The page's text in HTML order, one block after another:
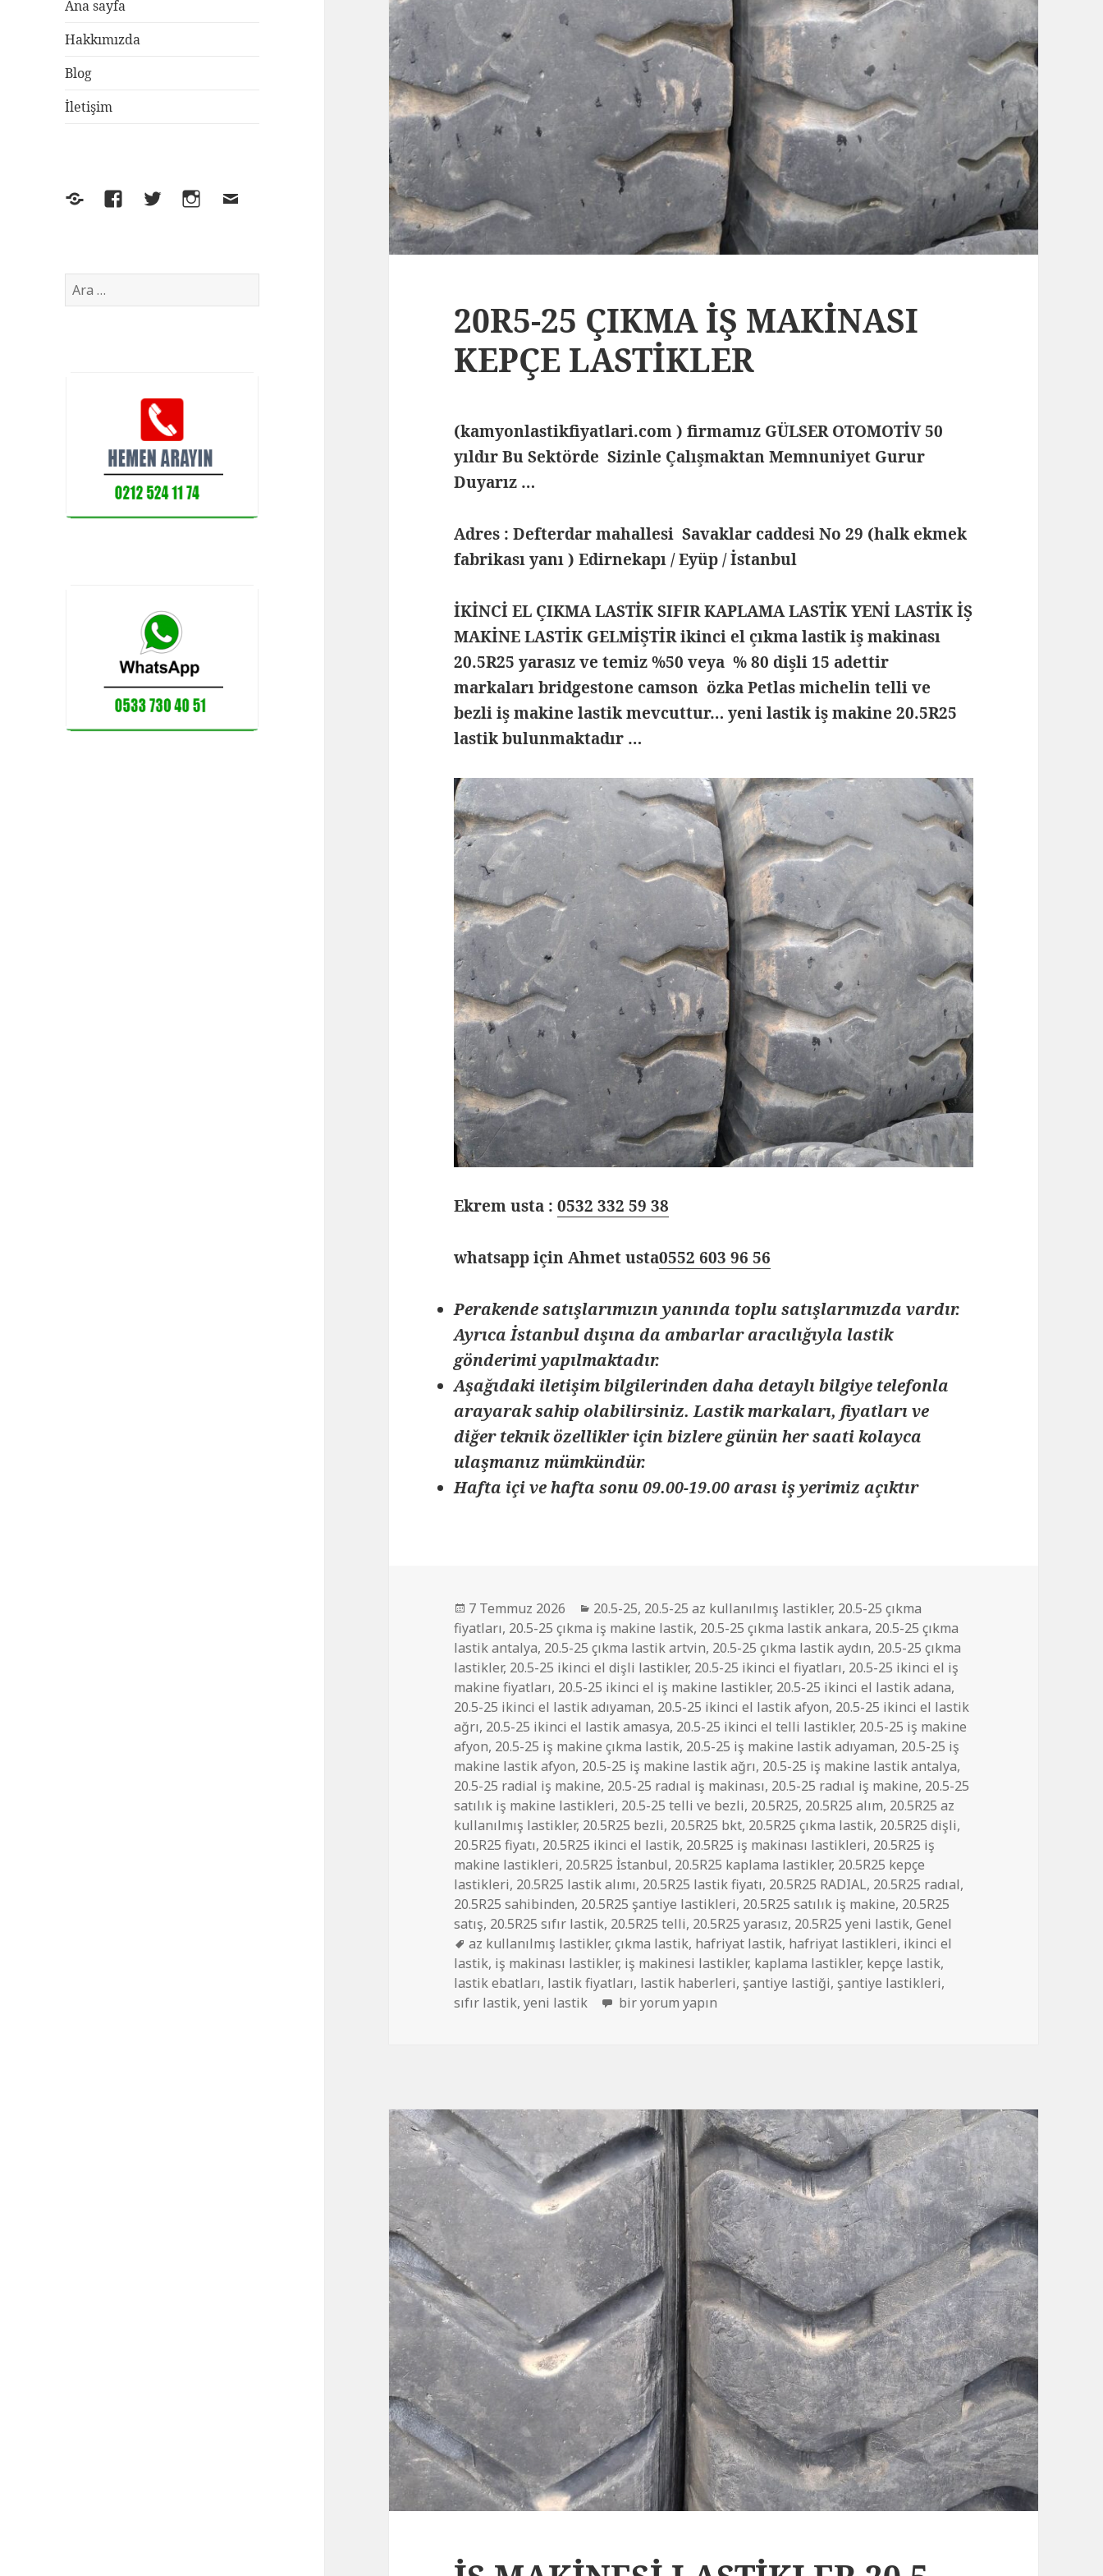
Ana sayfa
Hakkımızda
Blog
İletişim
Yelp FacebookTwitterInstagram
E-
Arama:
20R5-25 ÇIKMA İŞ MAKİNASI
KEPÇE LASTİKLER
(kamyonlastikfiyatlari.com ) firmamız GÜLSER OTOMOTİV 50
yıldır Bu Sektörde Sizinle Çalışmaktan Memnuniyet Gurur
Duyarız …
Adres : Defterdar mahallesi Savaklar caddesi No 29 (halk ekmek
fabrikası yanı ) Edirnekapı / Eyüp / İstanbul
İKİNCİ EL ÇIKMA LASTİK SIFIR KAPLAMA LASTİK YENİ LASTİK İŞ
MAKİNE LASTİK GELMİŞTİR ikinci el çıkma lastik iş makinası
20.5R25 yarasız ve temiz %50 veya % 80 dişli 15 adettir
markaları bridgestone camson özka Petlas michelin telli ve
bezli iş makine lastik mevcuttur… yeni lastik iş makine 20.5R25
lastik bulunmaktadır …
Ekrem usta :0532 332 59 38
whatsapp için Ahmet usta0552 603 96 56
Perakende satışlarımızın yanında toplu satışlarımızda vardır.
Ayrıca İstanbul dışına da ambarlar aracılığıyla lastik
gönderimi yapılmaktadır.
Aşağıdaki iletişim bilgilerinden daha detaylı bilgiye telefonla
arayarak sahip olabilirsiniz. Lastik markaları, fiyatları ve
diğer teknik özellikler için bizlere günün her saati kolayca
ulaşmanız mümkündür.
Hafta içi ve hafta sonu 09.00-19.00 arası iş yerimiz açıktır
Yayın
tarihi
7 Temmuz 2026 Kategoriler
20.5-25, 20.5-25 az kullanılmış lastikler, 20.5-25 çıkma
fiyatları, 20.5-25 çıkma iş makine lastik, 20.5-25 çıkma lastik ankara, 20.5-25 çıkma
lastik antalya, 20.5-25 çıkma lastik artvin, 20.5-25 çıkma lastik aydın, 20.5-25 çıkma
lastikler, 20.5-25 ikinci el dişli lastikler, 20.5-25 ikinci el fiyatları, 20.5-25 ikinci el iş
makine fiyatları, 20.5-25 ikinci el iş makine lastikler, 20.5-25 ikinci el lastik adana,
20.5-25 ikinci el lastik adıyaman, 20.5-25 ikinci el lastik afyon, 20.5-25 ikinci el lastik
ağrı, 20.5-25 ikinci el lastik amasya, 20.5-25 ikinci el telli lastikler, 20.5-25 iş makine
afyon, 20.5-25 iş makine çıkma lastik, 20.5-25 iş makine lastik adıyaman, 20.5-25 iş
makine lastik afyon, 20.5-25 iş makine lastik ağrı, 20.5-25 iş makine lastik antalya,
20.5-25 radial iş makine, 20.5-25 radıal iş makinası, 20.5-25 radıal iş makine, 20.5-25
satılık iş makine lastikleri, 20.5-25 telli ve bezli, 20.5R25, 20.5R25 alım, 20.5R25 az
kullanılmış lastikler, 20.5R25 bezli, 20.5R25 bkt, 20.5R25 çıkma lastik, 20.5R25 dişli,
20.5R25 fiyatı, 20.5R25 ikinci el lastik, 20.5R25 iş makinası lastikleri, 20.5R25 iş
makine lastikleri, 20.5R25 İstanbul, 20.5R25 kaplama lastikler, 20.5R25 kepçe
lastikleri, 20.5R25 lastik alımı, 20.5R25 lastik fiyatı, 20.5R25 RADIAL, 20.5R25 radıal,
20.5R25 sahibinden, 20.5R25 şantiye lastikleri, 20.5R25 satılık iş makine, 20.5R25
satış, 20.5R25 sıfır lastik, 20.5R25 telli, 20.5R25 yarasız, 20.5R25 yeni lastik,Genel
Etiketler
az kullanılmış lastikler,çıkma lastik, hafriyat lastik, hafriyat lastikleri, ikinci el
lastik, iş makinası lastikler, iş makinesi lastikler, kaplama lastikler, kepçe lastik,
lastik ebatları, lastik fiyatları, lastik haberleri, şantiye lastiği, şantiye lastikleri,
sıfır lastik,yeni lastik 20R5-25 ÇIKMA İŞ MAKİNASI KEPÇE LASTİKLER için
bir yorum yapın